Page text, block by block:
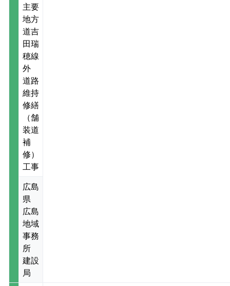
主要
地方
道吉
田瑞
穂線
外
道路
維持
修繕
（舗
装道
補
修）
工事
広島
県
広島
地域
事務
所
建設
局